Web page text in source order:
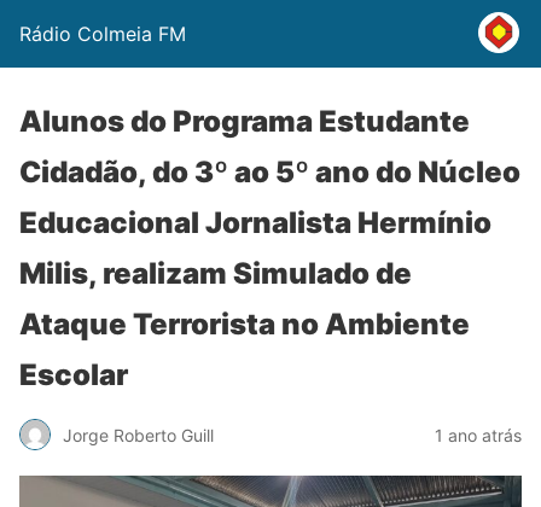
Rádio Colmeia FM
Alunos do Programa Estudante
Cidadão, do 3º ao 5º ano do Núcleo
Educacional Jornalista Hermínio
Milis, realizam Simulado de
Ataque Terrorista no Ambiente
Escolar
Jorge Roberto Guill 1 ano atrás